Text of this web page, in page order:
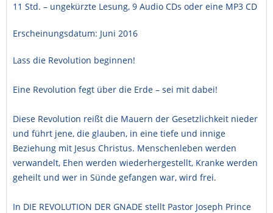
11 Std. – ungekürzte Lesung, 9 Audio CDs oder eine MP3 CD
Erscheinungsdatum: Juni 2016
Lass die Revolution beginnen!
Eine Revolution fegt über die Erde – sei mit dabei!
Diese Revolution reißt die Mauern der Gesetzlichkeit nieder
und führt jene, die glauben, in eine tiefe und innige
Beziehung mit Jesus Christus. Menschenleben werden
verwandelt, Ehen werden wiederhergestellt, Kranke werden
geheilt und wer in Sünde gefangen war, wird frei.
In DIE REVOLUTION DER GNADE stellt Pastor Joseph Prince